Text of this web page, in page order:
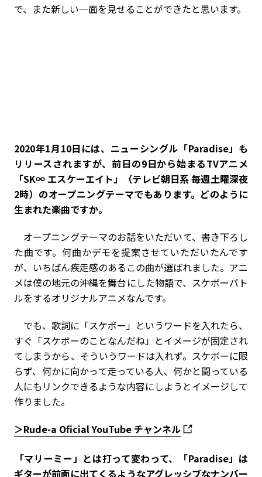
で、また新しい一面を見せることができたと思います。
――2020年1月10日には、ニューシングル「Paradise」も
リリースされますが、前日の9日から始まるTVアニメ
「SK∞ エスケーエイト」（テレビ朝日系 毎週土曜深夜
2時）のオープニングテーマでもあります。どのように
生まれた楽曲ですか。
オープニングテーマのお話をいただいて、書き下ろし
た曲です。何曲かデモを提案させていただいたんです
が、いちばん疾走感のあるこの曲が選ばれました。アニ
メは僕の地元の沖縄を舞台にした物語で、スケボーバト
ルをするオリジナルアニメなんです。
でも、歌詞に「スケボー」というワードを入れたら、
すぐ「スケボーのことなんだね」とイメージが固定され
てしまうから、そういうワードは入れず。スケボーに限
らず、何かに向かって走っている人、何かと闘っている
人にもリンクできるような内容にしようとイメージして
作りました。
＞Rude-a Oficial YouTube チャンネル
――「マリーミー」とは打って変わって、「Paradise」は
ギターが前面に出てくるようなアグレッシブなナンバー